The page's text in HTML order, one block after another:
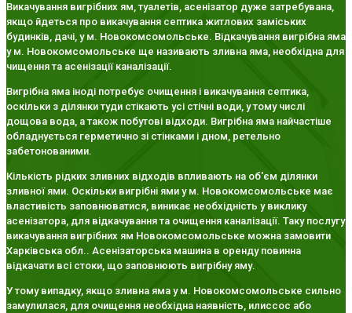
Викачування вигрібних ям, туалетів, асенізатор дуже затребувана,
якщо йдеться про викачування септика житлових заміських
будинків, дачі, у м. Новокомсомольське. Відкачування вигрібна яма
у м. Новокомсомольське ще називають зливна яма, необхідна для
чищення та асенізації каналізації.
Вигрібна яма іноді потребує очищення і викачування септика,
оскільки з ділянки туди стікають усі стічні води, у тому числі
дощова вода, а також побутові відходи. Вигрібна яма найчастіше
обладнується герметично зі стінками і дном, ретельно
забетонованими.
Кількість рідких зливних відходів впливають на об'єм ділянки
зливної ями. Оскільки вигрібні ями у м. Новокомсомольське має
властивість заповнюватися, виникає необхідність у виклику
асенізатора, для відкачування та очищення каналізації. Таку послугу
викачування вигрібних ям Новокомсомольське можна замовити
Харківська обл.. Асенізаторська машина в оренду повинна
відкачати всі стоки, що заповнюють вигрібну яму.
У тому випадку, якщо зливна яма у м. Новокомсомольське сильно
замулилася, для очищення необхідна наявність, илиссос або